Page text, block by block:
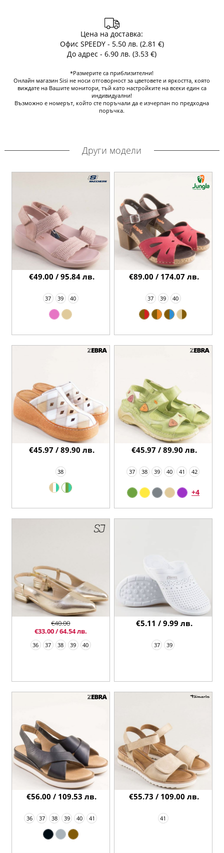
Цена на доставка:
Офис SPEEDY - 5.50 лв. (2.81 €)
До адрес - 6.90 лв. (3.53 €)
*Размерите са приблизителни!
Онлайн магазин Sisi не носи отговорност за цветовете и яркостта, която
виждате на Вашите монитори, тъй като настройките на всеки един са
индивидуални!
Възможно е номерът, който сте поръчали да е изчерпан по предходна
поръчка.
Други модели
37 39 40
€49.00 / 95.84 лв.
37 39 40
€89.00 / 174.07 лв.
38
€45.97 / 89.90 лв.
37 38 39 40 41 42
+4
€45.97 / 89.90 лв.
36 37 38 39 40
€40.00
€33.00 / 64.54 лв.
37 39
€5.11 / 9.99 лв.
36 37 38 39 40 41
€56.00 / 109.53 лв.
41
€55.73 / 109.00 лв.